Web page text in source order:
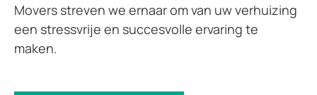
Movers streven we ernaar om van uw verhuizing
een stressvrije en succesvolle ervaring te
maken.